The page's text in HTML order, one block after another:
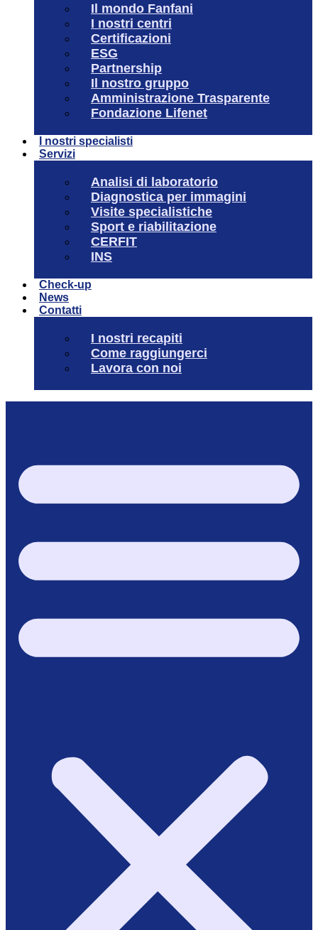
Il mondo Fanfani
I nostri centri
Certificazioni
ESG
Partnership
Il nostro gruppo
Amministrazione Trasparente
Fondazione Lifenet
I nostri specialisti
Servizi
Analisi di laboratorio
Diagnostica per immagini
Visite specialistiche
Sport e riabilitazione
CERFIT
INS
Check-up
News
Contatti
I nostri recapiti
Come raggiungerci
Lavora con noi